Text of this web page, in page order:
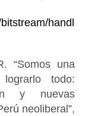
handle/
“Somos una
todo:
y nuevas
neoliberal”,